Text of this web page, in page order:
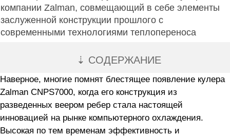
компании Zalman, совмещающий в себе элементы
заслуженной конструкции прошлого с
современными технологиями теплопереноса
⇣ СОДЕРЖАНИЕ
Наверное, многие помнят блестящее появление кулера
Zalman CNPS7000, когда его конструкция из
разведенных веером ребер стала настоящей
инновацией на рынке компьютерного охлаждения.
Высокая по тем временам эффективность и